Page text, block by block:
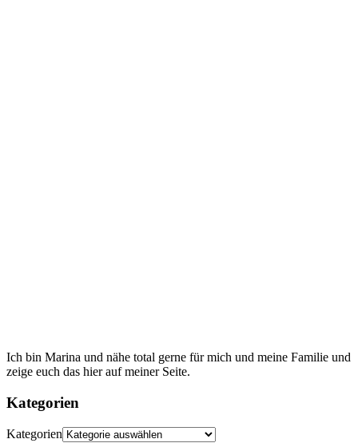
Ich bin Marina und nähe total gerne für mich und meine Familie und
zeige euch das hier auf meiner Seite.
Kategorien
Kategorien